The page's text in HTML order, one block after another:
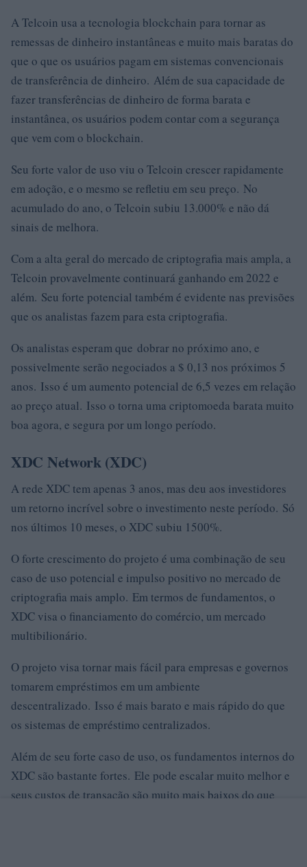
A Telcoin usa a tecnologia blockchain para tornar as
remessas de dinheiro instantâneas e muito mais baratas do
que o que os usuários pagam em sistemas convencionais
de transferência de dinheiro. Além de sua capacidade de
fazer transferências de dinheiro de forma barata e
instantânea, os usuários podem contar com a segurança
que vem com o blockchain.
Seu forte valor de uso viu o Telcoin crescer rapidamente
em adoção, e o mesmo se refletiu em seu preço. No
acumulado do ano, o Telcoin subiu 13.000% e não dá
sinais de melhora.
Com a alta geral do mercado de criptografia mais ampla, a
Telcoin provavelmente continuará ganhando em 2022 e
além. Seu forte potencial também é evidente nas previsões
que os analistas fazem para esta criptografia.
Os analistas esperam que dobrar no próximo ano, e
possivelmente serão negociados a $ 0,13 nos próximos 5
anos. Isso é um aumento potencial de 6,5 vezes em relação
ao preço atual. Isso o torna uma criptomoeda barata muito
boa agora, e segura por um longo período.
XDC Network (XDC)
A rede XDC tem apenas 3 anos, mas deu aos investidores
um retorno incrível sobre o investimento neste período. Só
nos últimos 10 meses, o XDC subiu 1500%.
O forte crescimento do projeto é uma combinação de seu
caso de uso potencial e impulso positivo no mercado de
criptografia mais amplo. Em termos de fundamentos, o
XDC visa o financiamento do comércio, um mercado
multibilionário.
O projeto visa tornar mais fácil para empresas e governos
tomarem empréstimos em um ambiente
descentralizado. Isso é mais barato e mais rápido do que
os sistemas de empréstimo centralizados.
Além de seu forte caso de uso, os fundamentos internos do
XDC são bastante fortes. Ele pode escalar muito melhor e
seus custos de transação são muito mais baixos do que